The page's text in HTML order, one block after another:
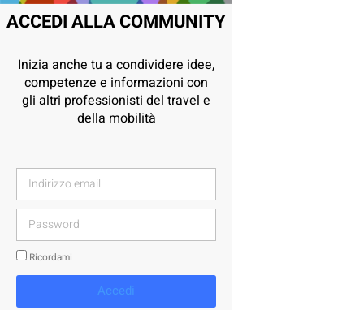
ACCEDI ALLA COMMUNITY
Inizia anche tu a condividere idee,
competenze e informazioni con
gli altri professionisti del travel e
della mobilità
Ricordami
Accedi